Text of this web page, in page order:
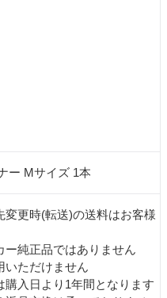
ー Mサイズ 1本
変更時(転送)の送料はお客様
ー純正品ではありません
いただけません
購入日より1年間となります